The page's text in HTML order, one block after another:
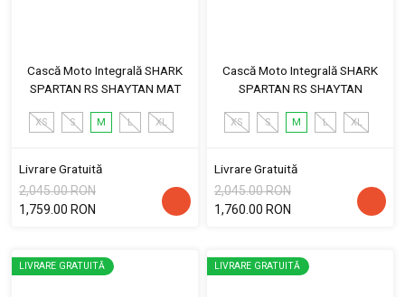
Cască Moto Integrală SHARK
SPARTAN RS SHAYTAN MAT
XS S M L XL
Livrare Gratuită
2,045.00 RON
1,759.00 RON
Cască Moto Integrală SHARK
SPARTAN RS SHAYTAN
XS S M L XL
Livrare Gratuită
2,045.00 RON
1,760.00 RON
LIVRARE GRATUITĂ LIVRARE GRATUITĂ